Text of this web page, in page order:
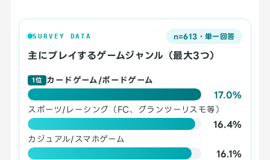
SURVEY DATA n=613・単一回答
主にプレイするゲームジャンル（最大3つ）
1位 カードゲーム/ボードゲーム
17.0%
スポーツ/レーシング（FC、グランツーリスモ等）
16.4%
カジュアル/スマホゲーム
16.1%